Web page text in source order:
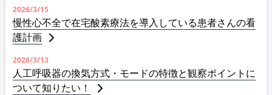
2026/3/15
慢性心不全で在宅酸素療法を導入している患者さんの看
護計画
2026/3/13
人工呼吸器の換気方式・モードの特徴と観察ポイントに
ついて知りたい！